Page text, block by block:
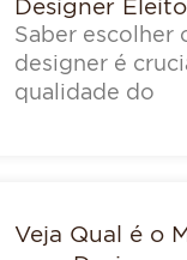
Designer
Saber escolher
designer é
qualidade do
Veja Qual é o